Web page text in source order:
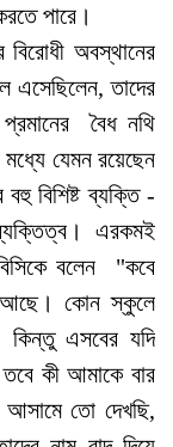
পারে।
অবস্থানের
এসেছিলেন, তাদের
বৈধ নথি
যেমন রয়েছেন
বিশিষ্ট ব্যক্তি -
এরকমই
বলেন "কবে
আছে। কোন স্কুলে
এসবের যদি
কী আমাকে বার
তো দেখছি,